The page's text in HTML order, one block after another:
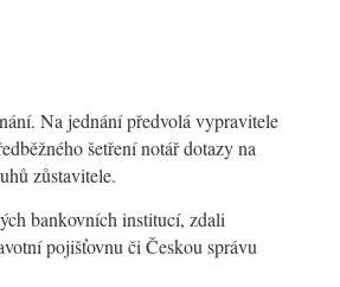
Na jednání předvolá vypravitele
šetření notář dotazy na
zůstavitele.
bankovních institucí, zdali
pojišťovnu či Českou správu